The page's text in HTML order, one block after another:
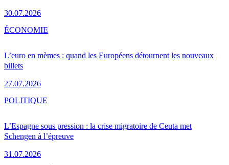
30.07.2026
L’euro en mèmes : quand les Européens détournent les nouveaux
billets
27.07.2026
ÉCONOMIE
L’Espagne sous pression : la crise migratoire de Ceuta met
Schengen à l’épreuve
31.07.2026
POLITIQUE